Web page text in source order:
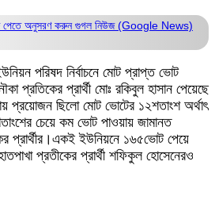
পেতে অনুসরণ করুনগুগল নিউজ (Google News)
পরিষদ নির্বাচনে মোট প্রাপ্ত ভোট
প্রতিকের প্রার্থী মোঃ রকিবুল হাসান পেয়েছে
প্রয়োজন ছিলো মোট ভোটের ১২শতাংশ অর্থাৎ
চেয়ে কম ভোট পাওয়ায় জামানত
প্রার্থীর।একই ইউনিয়নে ১৬৫ভোট পেয়ে
প্রতীকের প্রার্থী শফিকুল হোসেনেরও